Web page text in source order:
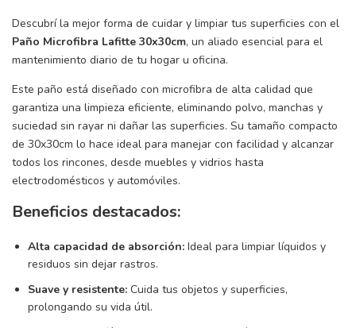
Descubrí la mejor forma de cuidar y limpiar tus superficies con el
Paño Microfibra Lafitte 30x30cm, un aliado esencial para el
mantenimiento diario de tu hogar u oficina.
Este paño está diseñado con microfibra de alta calidad que
garantiza una limpieza eficiente, eliminando polvo, manchas y
suciedad sin rayar ni dañar las superficies. Su tamaño compacto
de 30x30cm lo hace ideal para manejar con facilidad y alcanzar
todos los rincones, desde muebles y vidrios hasta
electrodomésticos y automóviles.
Beneficios destacados:
Alta capacidad de absorción: Ideal para limpiar líquidos y
residuos sin dejar rastros.
Suave y resistente: Cuida tus objetos y superficies,
prolongando su vida útil.